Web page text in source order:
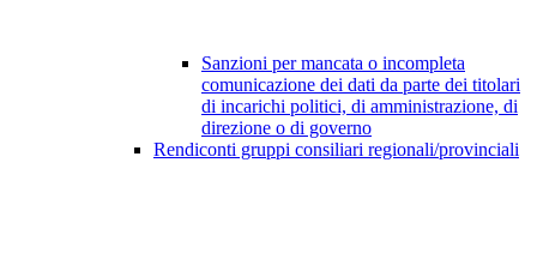
Sanzioni per mancata o incompleta
comunicazione dei dati da parte dei titolari
di incarichi politici, di amministrazione, di
direzione o di governo
Rendiconti gruppi consiliari regionali/provinciali